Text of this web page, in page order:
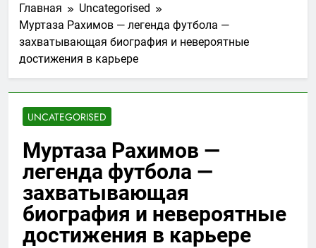
Главная
Uncategorised
Муртаза Рахимов — легенда футбола —
захватывающая биография и невероятные
достижения в карьере
UNCATEGORISED
Муртаза Рахимов —
легенда футбола —
захватывающая
биография и невероятные
достижения в карьере